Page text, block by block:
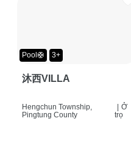
Pool🛟 3+
沐西VILLA
Hengchun Township,
Pingtung County
Ở
trọ